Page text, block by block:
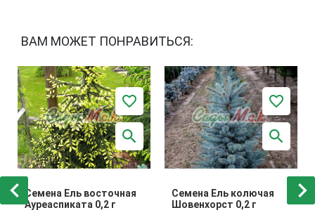
ВАМ МОЖЕТ ПОНРАВИТЬСЯ:
Семена Ель восточная
Ауреаспиката 0,2 г
Семена Ель колючая
Шовенхорст 0,2 г